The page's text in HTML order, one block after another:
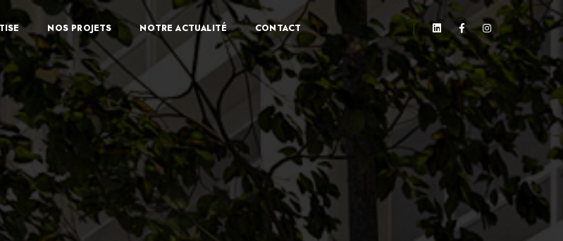
NOS PROJETS NOTRE ACTUALITÉ CONTACT